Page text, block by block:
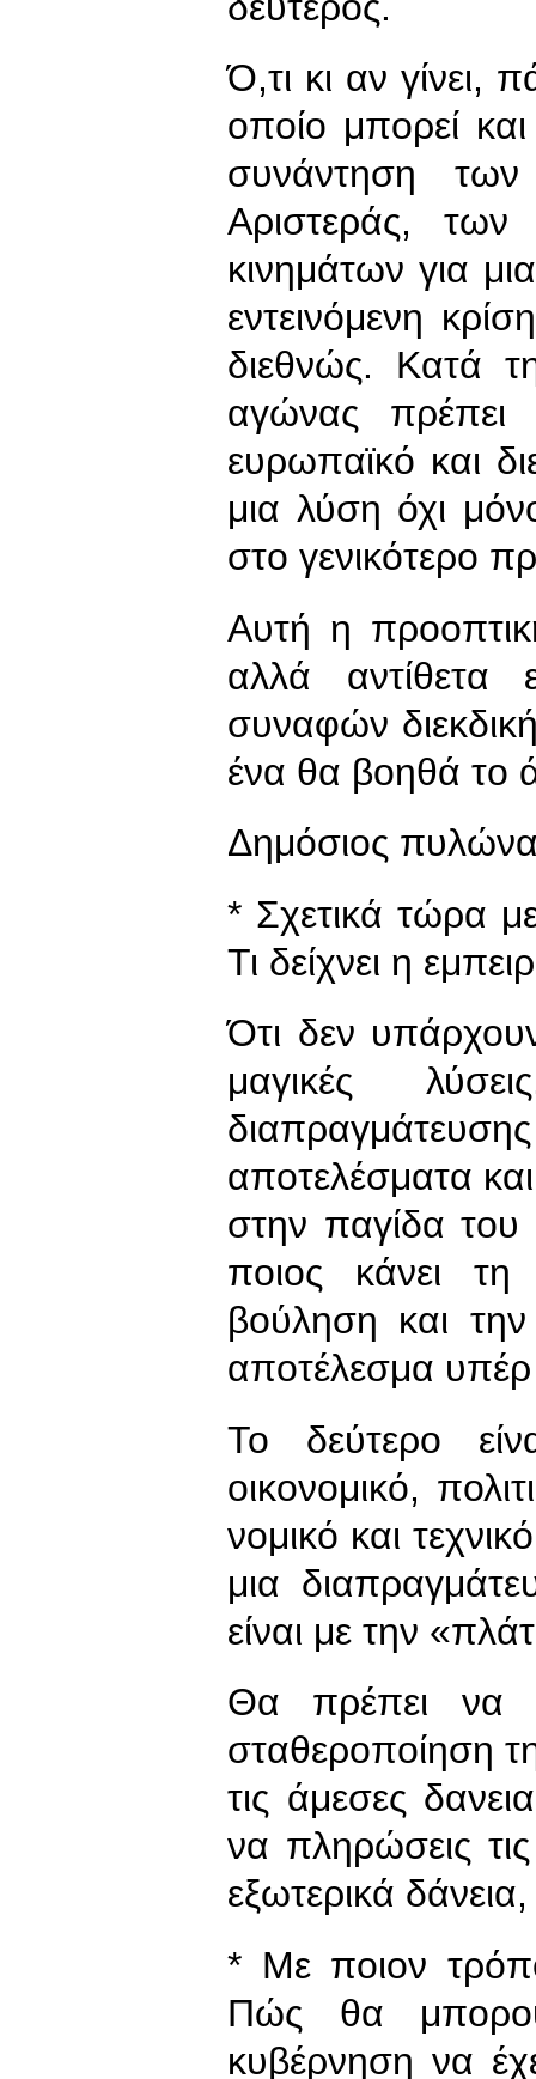
Ό,τι κι αν γίνει,
οποίο μπορεί
συνάντηση
Αριστεράς, των
κινημάτων για
εντεινόμενη
διεθνώς. Κατά
αγώνας πρέπει
ευρωπαϊκό και
μια λύση όχι
στο γενικότερο
Αυτή η
αλλά αντίθετα
συναφών
ένα θα βοηθά το
Δημόσιος
* Σχετικά τώρα
Τι δείχνει η
Ότι δεν
μαγικές
αποτελέσματα
στην παγίδα
ποιος κάνει
βούληση και την
αποτέλεσμα
Το δεύτερο
οικονομικό,
νομικό και
μια
είναι με την
Θα πρέπει να
σταθεροποίηση
τις άμεσες
να πληρώσεις
εξωτερικά
* Με ποιον
Πώς θα
κυβέρνηση να